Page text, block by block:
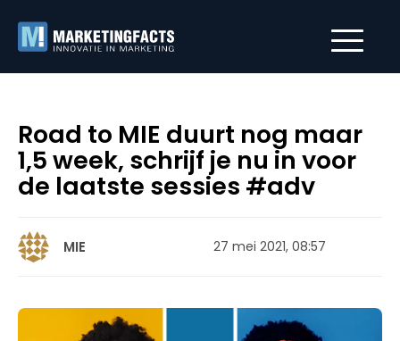
Road to MIE duurt nog maar
1,5 week, schrijf je nu in voor
de laatste sessies #adv
MIE 27 mei 2021, 08:57